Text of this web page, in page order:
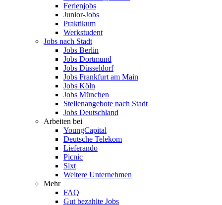
Ferienjobs
Junior-Jobs
Praktikum
Werkstudent
Jobs nach Stadt
Jobs Berlin
Jobs Dortmund
Jobs Düsseldorf
Jobs Frankfurt am Main
Jobs Köln
Jobs München
Stellenangebote nach Stadt
Jobs Deutschland
Arbeiten bei
YoungCapital
Deutsche Telekom
Lieferando
Picnic
Sixt
Weitere Unternehmen
Mehr
FAQ
Gut bezahlte Jobs